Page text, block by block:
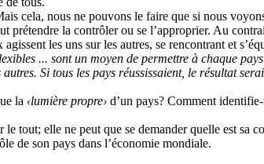
cela, nous ne pouvons le faire que si nous
prétendre la contrôler ou se l’approprier. Au
les uns sur les autres, se rencontrant et
exibles ... sontun moyen de permettre à chaque
Si tous les pays réussissaient, le résultat
la ‹lumière propre› d’un pays? Comment
tout; elle ne peut que se demander quelle est sa
de son pays dans l’économie mondiale.